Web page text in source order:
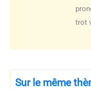
trot
Sur le même